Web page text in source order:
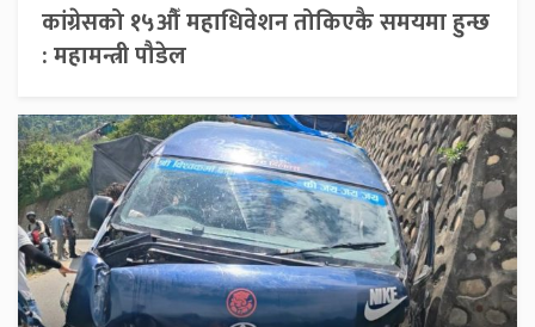
कांग्रेसको १५औँ महाधिवेशन तोकिएकै समयमा हुन्छ
: महामन्त्री पौडेल